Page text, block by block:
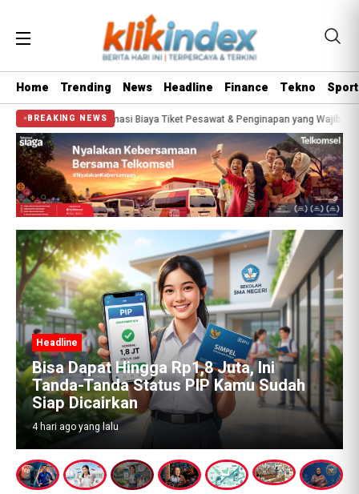
Home Trending News Headline Finance Tekno Sport
BREAKING NEWS
Estimasi Biaya Tiket Pesawat & Penginapan yang Wajib Disiapkan
Dapat Hingga Rp1,8 Juta, Ini
Tanda Status PIP Kamu Sudah
Dicairkan
ago yang lalu
Balik
7 hari